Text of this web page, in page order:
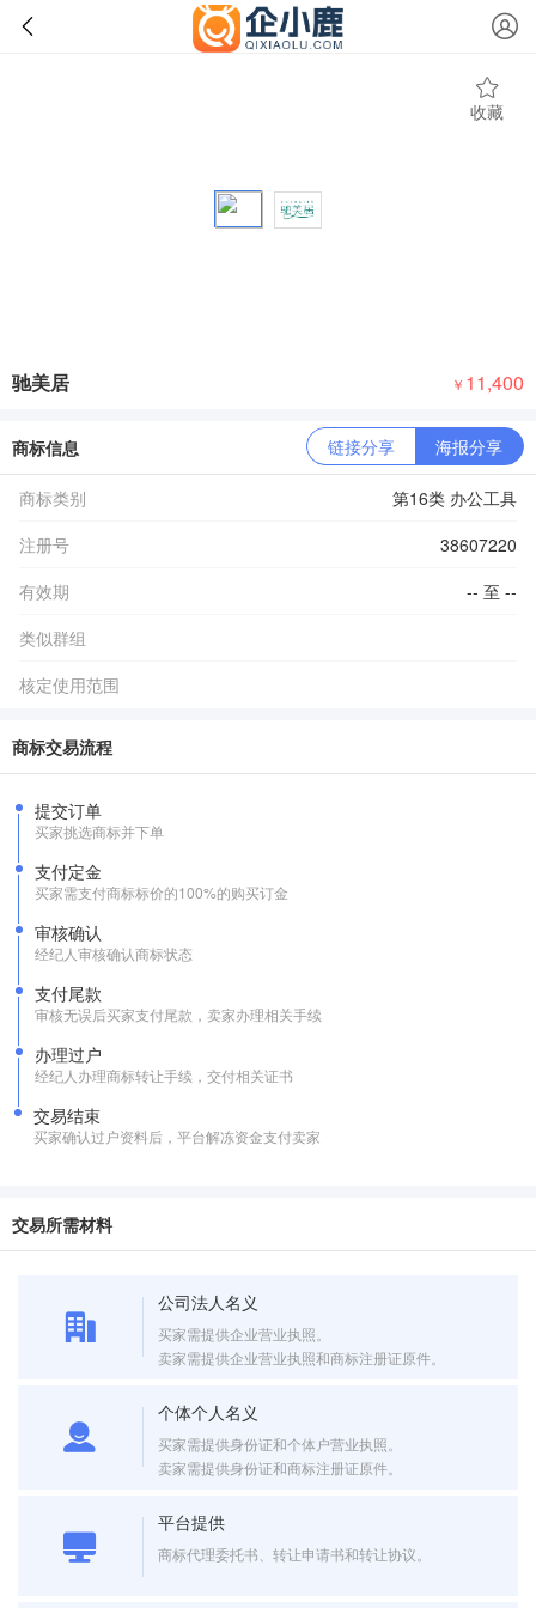
收藏
驰美居 ￥ 11,400
商标信息 链接分享 海报分享
商标类别
第16类 办公工具
注册号
38607220
有效期
-- 至 --
类似群组
核定使用范围
商标交易流程
提交订单
买家挑选商标并下单
支付定金
买家需支付商标标价的100%的购买订金
审核确认
经纪人审核确认商标状态
支付尾款
审核无误后买家支付尾款，卖家办理相关手续
办理过户
经纪人办理商标转让手续，交付相关证书
交易结束
买家确认过户资料后，平台解冻资金支付卖家
交易所需材料
公司法人名义
买家需提供企业营业执照。
卖家需提供企业营业执照和商标注册证原件。
个体个人名义
买家需提供身份证和个体户营业执照。
卖家需提供身份证和商标注册证原件。
平台提供
商标代理委托书、转让申请书和转让协议。